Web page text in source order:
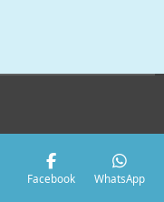
Facebook WhatsApp